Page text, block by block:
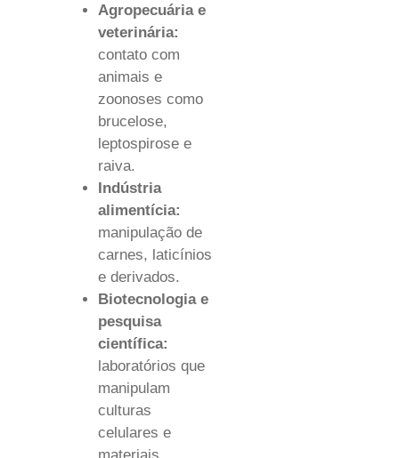
Agropecuária e
veterinária:
contato com
animais e
zoonoses como
brucelose,
leptospirose e
raiva.
Indústria
alimentícia:
manipulação de
carnes, laticínios
e derivados.
Biotecnologia e
pesquisa
científica:
laboratórios que
manipulam
culturas
celulares e